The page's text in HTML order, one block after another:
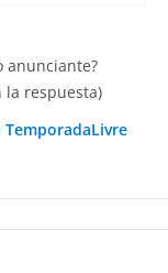
anunciante?
la respuesta)